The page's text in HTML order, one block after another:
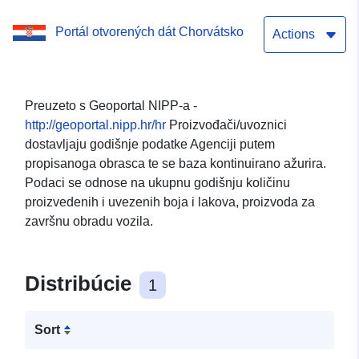
Portál otvorených dát Chorvátsko Actions
Preuzeto s Geoportal NIPP-a -
http://geoportal.nipp.hr/hr Proizvođači/uvoznici
dostavljaju godišnje podatke Agenciji putem
propisanoga obrasca te se baza kontinuirano ažurira.
Podaci se odnose na ukupnu godišnju količinu
proizvedenih i uvezenih boja i lakova, proizvoda za
završnu obradu vozila.
Distribúcie 1
Sort